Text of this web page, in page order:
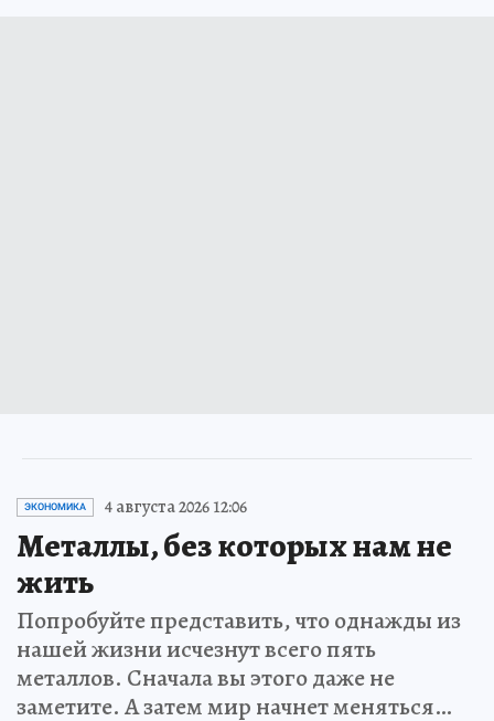
ЭКОНОМИКА 4 августа 2026 12:06
Металлы, без которых нам не
жить
Попробуйте представить, что однажды из
нашей жизни исчезнут всего пять
металлов. Сначала вы этого даже не
заметите. А затем мир начнет меняться…